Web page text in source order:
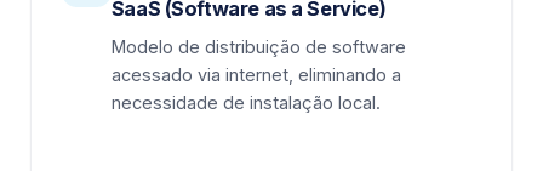
SaaS (Software as a Service)
Modelo de distribuição de software
acessado via internet, eliminando a
necessidade de instalação local.